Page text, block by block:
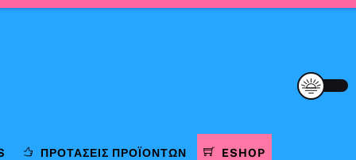
ΠΡΟΤΆΣΕΙΣ ΠΡΟΪΌΝΤΩΝ ESHOP